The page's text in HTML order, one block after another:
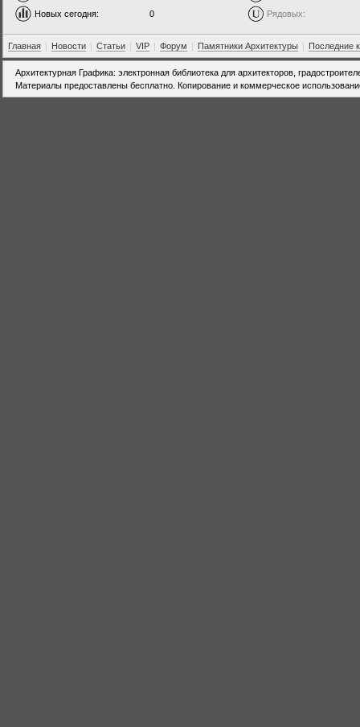
Новых сегодня: 0 Рядовых:
Главная | Новости | Статьи | VIP | Форум | Памятники Архитектуры | Последние
Архитектурная Графика: электронная библиотека для архитекторов,
Материалы предоставлены бесплатно. Копирование и коммерческое